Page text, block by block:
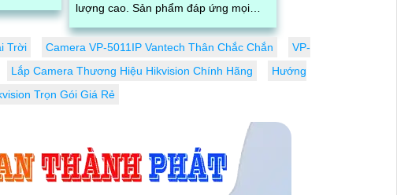
lượng cao. Sản phẩm đáp ứng mọi
phòng ngủ, văn phòng, cửa hàng hay
công trình công cộng
Trời Camera VP-5011IP Vantech Thân Chắc Chắn
VP-
Lắp Camera Thương Hiệu Hikvision Chính Hãng
Hướng
Trọn Gói Giá Rẻ